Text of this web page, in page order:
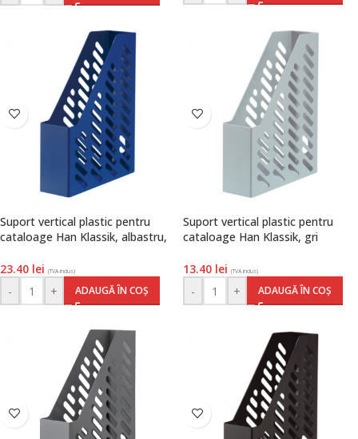
Suport vertical plastic pentru
cataloage Han Klassik, albastru,
23.40 lei (TVA inclus)
- + ADAUGĂ ÎN COȘ
Suport vertical plastic pentru
cataloage Han Klassik, gri
13.40 lei (TVA inclus)
- + ADAUGĂ ÎN COȘ